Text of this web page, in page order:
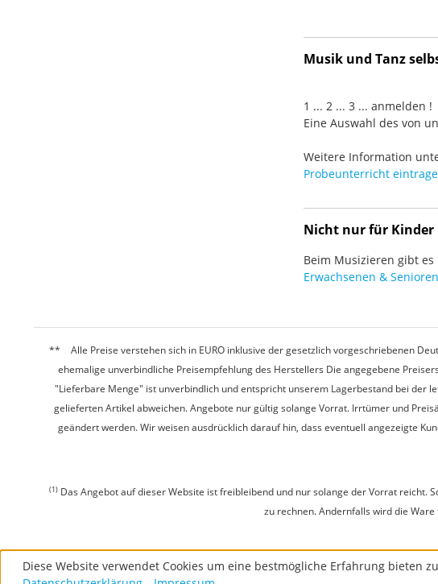
Musik und Tanz
1 ... 2 ... 3 ... anmelden !
Eine Auswahl des von
Weitere Information
Probeunterricht
Nicht nur für Kinder
Beim Musizieren gibt
Erwachsenen &
Alle Preise verstehen sich in EURO inklusive der gesetzlich vorgeschriebenen
ehemalige unverbindliche Preisempfehlung des Herstellers Die angegebene
"Lieferbare Menge" ist unverbindlich und entspricht unserem Lagerbestand bei der
gelieferten Artikel abweichen. Angebote nur gültig solange Vorrat. Irrtümer und
geändert werden. Wir weisen ausdrücklich darauf hin, dass eventuell angezeigte
(1) Das Angebot auf dieser Website ist freibleibend und nur solange der Vorrat reicht.
zu rechnen. Andernfalls wird die
Diese Website verwendet Cookies um eine bestmögliche Erfahrung bieten